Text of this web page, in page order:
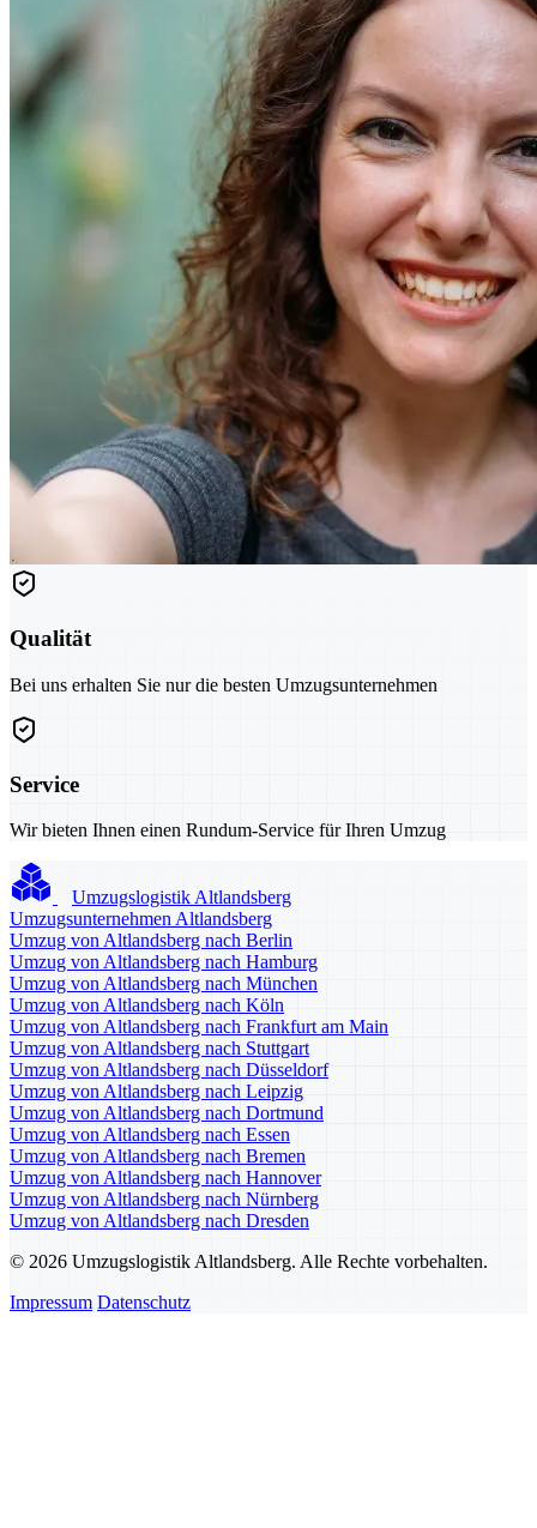
Qualität
Bei uns erhalten Sie nur die besten Umzugsunternehmen
Service
Wir bieten Ihnen einen Rundum-Service für Ihren Umzug
Umzugslogistik Altlandsberg
Umzugsunternehmen Altlandsberg
Umzug von Altlandsberg nach Berlin
Umzug von Altlandsberg nach Hamburg
Umzug von Altlandsberg nach München
Umzug von Altlandsberg nach Köln
Umzug von Altlandsberg nach Frankfurt am Main
Umzug von Altlandsberg nach Stuttgart
Umzug von Altlandsberg nach Düsseldorf
Umzug von Altlandsberg nach Leipzig
Umzug von Altlandsberg nach Dortmund
Umzug von Altlandsberg nach Essen
Umzug von Altlandsberg nach Bremen
Umzug von Altlandsberg nach Hannover
Umzug von Altlandsberg nach Nürnberg
Umzug von Altlandsberg nach Dresden
© 2026 Umzugslogistik Altlandsberg. Alle Rechte vorbehalten.
Impressum Datenschutz